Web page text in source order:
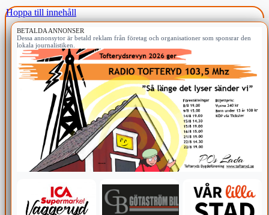
Hoppa till innehåll
BETALDA ANNONSER
Dessa annonsytor är betald reklam från företag och organisationer som sponsrar den
lokala journalistiken.